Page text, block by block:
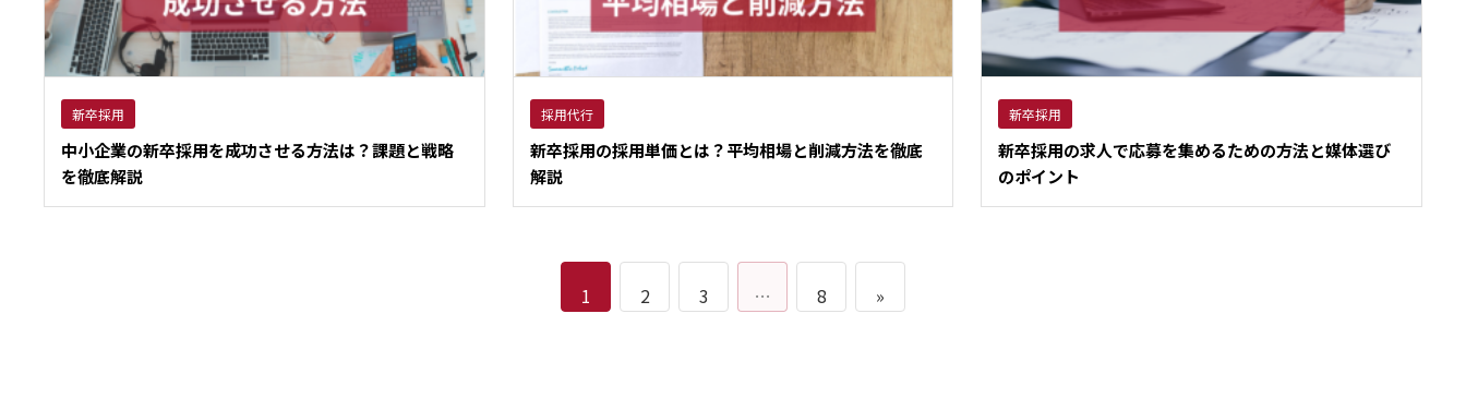
新卒採用
中小企業の新卒採用を成功させる方法は？課題と戦略
を徹底解説
採用代行
新卒採用の採用単価とは？平均相場と削減方法を徹底
解説
新卒採用
新卒採用の求人で応募を集めるための方法と媒体選び
のポイント
1 2 3 … 8 »